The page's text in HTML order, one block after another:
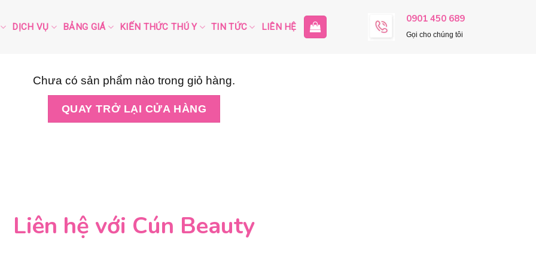
DỊCH VỤ BẢNG GIÁ KIẾN THỨC THÚ Y TIN TỨC LIÊN HỆ
0901 450 689
Gọi cho chúng tôi
Chưa có sản phẩm nào trong giỏ hàng.
QUAY TRỞ LẠI CỬA HÀNG
Liên hệ với Cún Beauty